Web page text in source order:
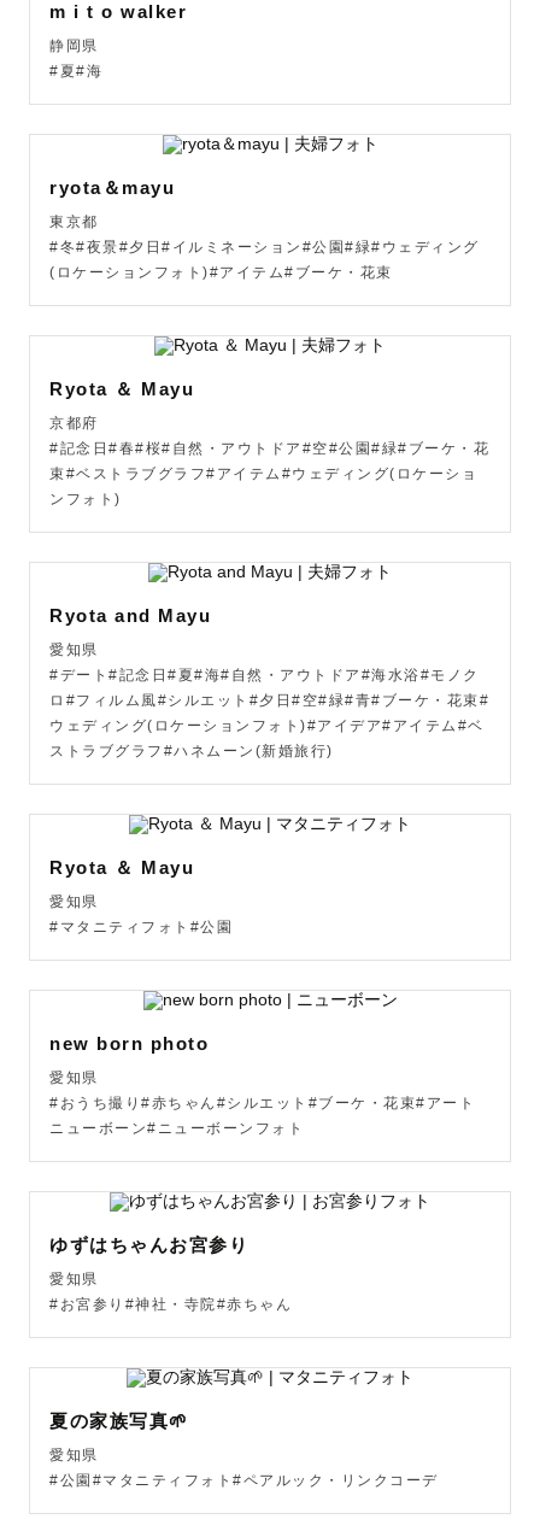
m i t o walker
静岡県
#夏#海
ryota＆mayu
東京都
#冬#夜景#夕日#イルミネーション#公園#緑#ウェディング
(ロケーションフォト)#アイテム#ブーケ・花束
Ryota ＆ Mayu
京都府
#記念日#春#桜#自然・アウトドア#空#公園#緑#ブーケ・花
束#ベストラブグラフ#アイテム#ウェディング(ロケーショ
ンフォト)
Ryota and Mayu
愛知県
#デート#記念日#夏#海#自然・アウトドア#海水浴#モノク
ロ#フィルム風#シルエット#夕日#空#緑#青#ブーケ・花束#
ウェディング(ロケーションフォト)#アイデア#アイテム#ベ
ストラブグラフ#ハネムーン(新婚旅行)
Ryota ＆ Mayu
愛知県
#マタニティフォト#公園
new born photo
愛知県
#おうち撮り#赤ちゃん#シルエット#ブーケ・花束#アート
ニューボーン#ニューボーンフォト
ゆずはちゃんお宮参り
愛知県
#お宮参り#神社・寺院#赤ちゃん
夏の家族写真🌱
愛知県
#公園#マタニティフォト#ペアルック・リンクコーデ